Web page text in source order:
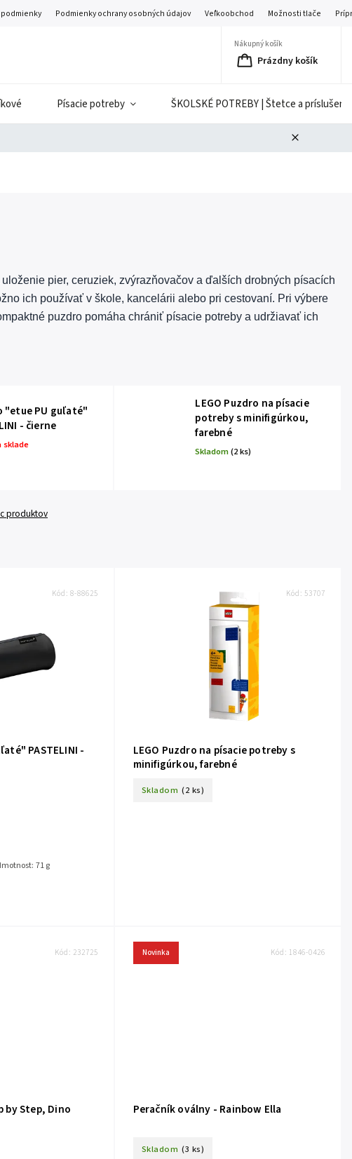
Podmienky ochrany osobných údajov Veľkoobchod Možnosti tlače
Nákupný košík
Prázdny košík
Písacie potreby ŠKOLSKÉ POTREBY | Štetce a
pier, ceruziek, zvýrazňovačov a ďalších drobných písacích
ich používať v škole, kancelárii alebo pri cestovaní. Pri výbere
puzdro pomáha chrániť písacie potreby a udržiavať ich
"etue PU guľaté"
- čierne
sklade
LEGO Puzdro na písacie
potreby s minifigúrkou,
farebné
Skladom(2 ks)
produktov
PASTELINI -
71 g
Kód: 8-88625
LEGO Puzdro na písacie potreby s
minifigúrkou, farebné
Skladom (2 ks)
Kód: 53707
by Step, Dino
Kód: 232725 Novinka
Peračník oválny - Rainbow Ella
Skladom (3 ks)
Kód: 1846-0426